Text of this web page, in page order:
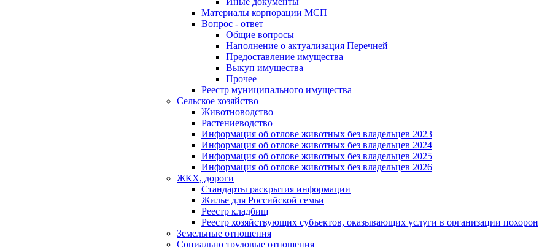
Материалы корпорации МСП
Вопрос - ответ
Общие вопросы
Наполнение о актуализация Перечней
Предоставление имущества
Выкуп имущества
Прочее
Реестр муниципального имущества
Сельское хозяйство
Животноводство
Растениеводство
Информация об отлове животных без владельцев 2023
Информация об отлове животных без владельцев 2024
Информация об отлове животных без владельцев 2025
Информация об отлове животных без владельцев 2026
ЖКХ, дороги
Стандарты раскрытия информации
Жилье для Российской семьи
Реестр кладбищ
Реестр хозяйствующих субъектов, оказывающих услуги в организации похорон
Земельные отношения
Социально трудовые отношения